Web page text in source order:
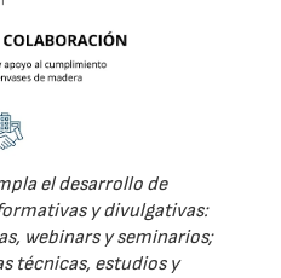
el desarrollo de
y divulgativas:
webinars y seminarios;
técnicas, estudios y